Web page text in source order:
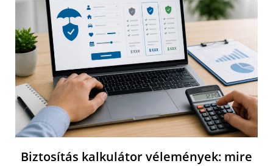
Biztosítás kalkulátor vélemények: mire